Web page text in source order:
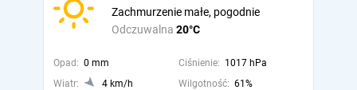
Odczuwalna 20°C
Zachmurzenie małe, pogodnie
Opad: 0 mm Ciśnienie: 1017 hPa
Wiatr:
4 km/h Wilgotność: 61%